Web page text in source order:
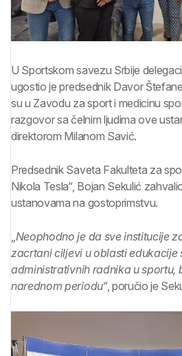
U Sportskom savezu Srbije
ugostio je predsednik Davor
su u Zavodu za sport i medicinu
razgovor sa čelnim ljudima ove
direktorom Milanom Savić.
Predsednik Saveta Fakulteta za
Nikola Tesla“, Bojan Sekulić
ustanovama na gostoprimstvu.
Neophodno je da sve institucije
zacrtani ciljevi u oblasti edukacije
administrativnih radnika u sportu,
narednom periodu“, poručio je